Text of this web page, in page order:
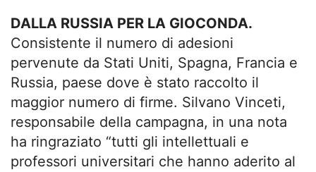
DALLA RUSSIA PER LA GIOCONDA.
Consistente il numero di adesioni
pervenute da Stati Uniti, Spagna, Francia e
Russia, paese dove è stato raccolto il
maggior numero di firme. Silvano Vinceti,
responsabile della campagna, in una nota
ha ringraziato “tutti gli intellettuali e
professori universitari che hanno aderito al